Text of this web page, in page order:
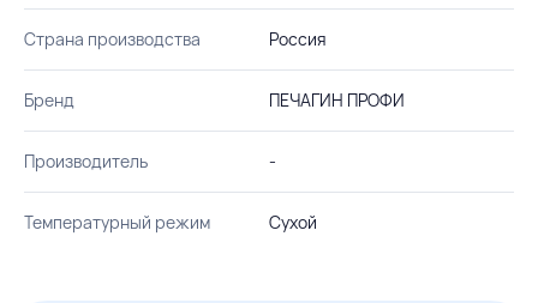
Страна производства Россия
Бренд ПЕЧАГИН ПРОФИ
Производитель -
Температурный режим Сухой